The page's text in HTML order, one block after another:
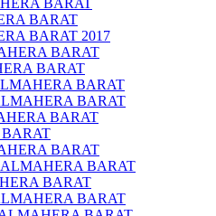
BARAT
BARAT
BARAT 2017
BARAT
BARAT
BARAT
BARAT
BARAT
BARAT
BARAT
BARAT
BARAT